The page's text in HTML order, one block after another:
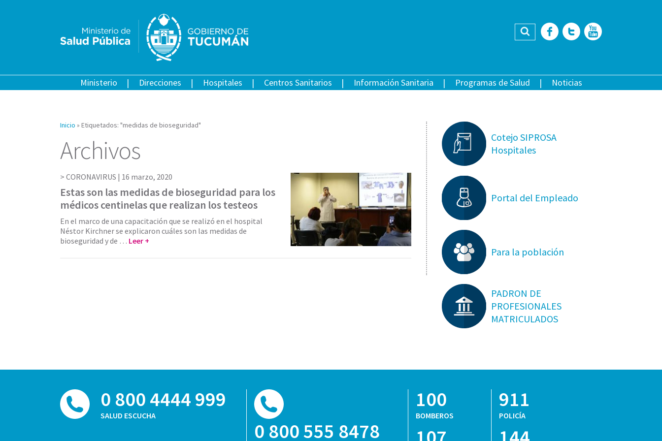
Buscar Facebook
Twitter
Ministerio Direcciones Hospitales Centros Sanitarios Información Sanitaria Programas de Salud Noticias
Inicio » Etiquetados: "medidas de bioseguridad"
Archivos
CORONAVIRUS | 16 marzo, 2020
Estas son las medidas de bioseguridad para los
médicos centinelas que realizan los testeos
En el marco de una capacitación que se realizó en el hospital
Néstor Kirchner se explicaron cuáles son las medidas de
bioseguridad y de … Leer +
Cotejo SIPROSA
Hospitales
Portal del Empleado
Para la población
PADRON DE
PROFESIONALES
MATRICULADOS
0 800 4444 999
SALUD ESCUCHA
0 800 555 8478
100
BOMBEROS
911
POLICÍA